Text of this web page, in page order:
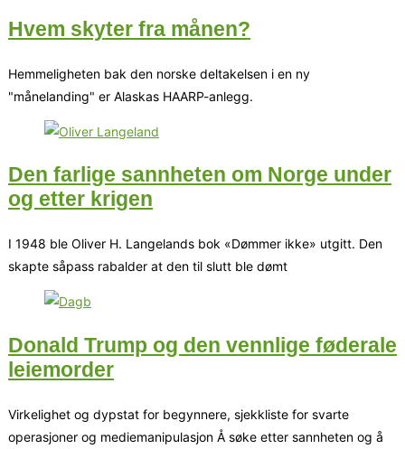
Hvem skyter fra månen?
Hemmeligheten bak den norske deltakelsen i en ny
"månelanding" er Alaskas HAARP-anlegg.
Den farlige sannheten om Norge under
og etter krigen
I 1948 ble Oliver H. Langelands bok «Dømmer ikke» utgitt. Den
skapte såpass rabalder at den til slutt ble dømt
Donald Trump og den vennlige føderale
leiemorder
Virkelighet og dypstat for begynnere, sjekkliste for svarte
operasjoner og mediemanipulasjon Å søke etter sannheten og å